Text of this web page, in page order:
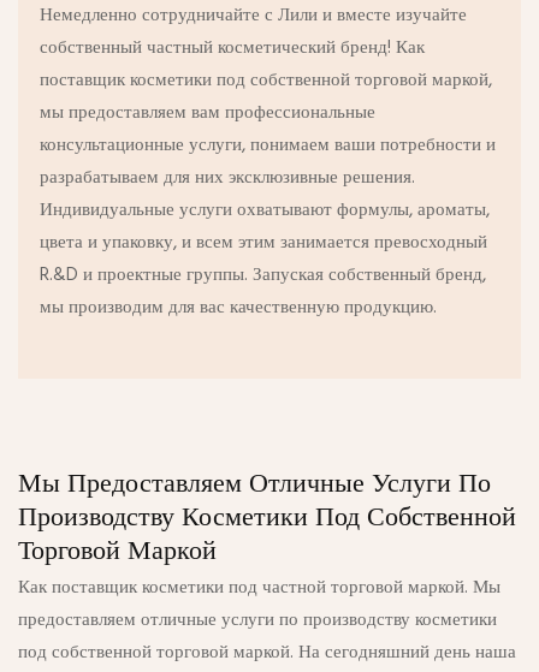
Немедленно сотрудничайте с Лили и вместе изучайте
собственный частный косметический бренд! Как
поставщик косметики под собственной торговой маркой,
мы предоставляем вам профессиональные
консультационные услуги, понимаем ваши потребности и
разрабатываем для них эксклюзивные решения.
Индивидуальные услуги охватывают формулы, ароматы,
цвета и упаковку, и всем этим занимается превосходный
R.&D и проектные группы. Запуская собственный бренд,
мы производим для вас качественную продукцию.
Мы Предоставляем Отличные Услуги По
Производству Косметики Под Собственной
Торговой Маркой
Как поставщик косметики под частной торговой маркой. Мы
предоставляем отличные услуги по производству косметики
под собственной торговой маркой. На сегодняшний день наша